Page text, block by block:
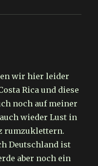
wir hier leider
Rica und diese
noch auf meiner
wieder Lust in
rumzuklettern.
Deutschland ist
aber noch ein